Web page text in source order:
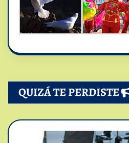
QUIZÁ TE PERDISTE